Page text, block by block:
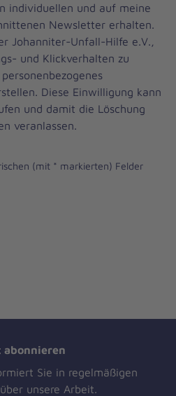
individuellen und auf meine
Newsletter erhalten.
Johanniter-Unfall-Hilfe e.V.,
und Klickverhalten zu
Diese Einwilligung kann
und damit die Löschung
veranlassen.
(mit * markierten) Felder
abonnieren
Sie in regelmäßigen
unsere Arbeit.